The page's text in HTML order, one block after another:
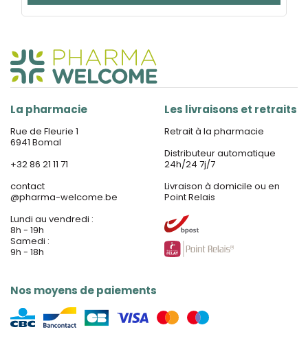
La pharmacie
Rue de Fleurie 1
6941 Bomal
+32 86 21 11 71
contact
@pharma-welcome.be
Lundi au vendredi :
8h - 19h
Samedi :
9h - 18h
Nos moyens de paiements
Les livraisons et retraits
Retrait à la pharmacie
Distributeur automatique
24h/24 7j/7
Livraison à domicile ou en
Point Relais